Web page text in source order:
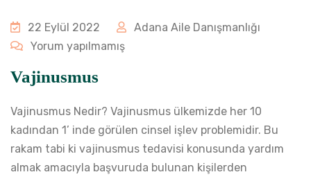
22 Eylül 2022
Adana Aile Danışmanlığı
Yorum yapılmamış
Vajinusmus
Vajinusmus Nedir? Vajinusmus ülkemizde her 10
kadından 1’ inde görülen cinsel işlev problemidir. Bu
rakam tabi ki vajinusmus tedavisi konusunda yardım
almak amacıyla başvuruda bulunan kişilerden